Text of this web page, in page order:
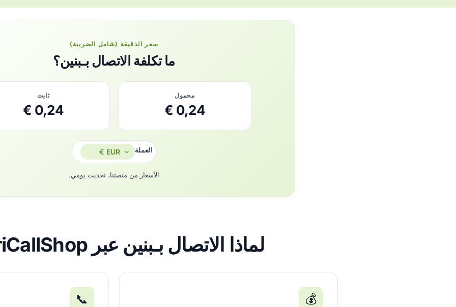
سعر الدقيقة (شامل الضريبة)
ما تكلفة الاتصال بـبنين؟
محمول
0,24 €
ثابت
0,24 €
العملة
الأسعار من منصتنا، تحديث يومي.
لماذا الاتصال بـبنين عبر AfriCallShop؟
💰
📞